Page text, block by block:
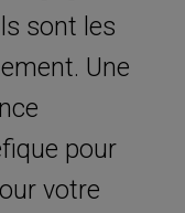
sont les
Une
pour
votre